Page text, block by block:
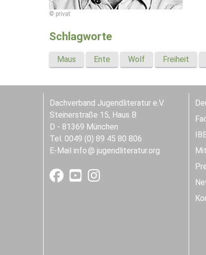
© privat
Schlagworte
Maus Ente Wolf Freiheit
Dachverband Jugendliteratur e.V.
Steinerstraße 15, Haus B
D - 81369 München
Tel. 0049 (0) 89 45 80 806
E-Mail info jugendliteratur.org